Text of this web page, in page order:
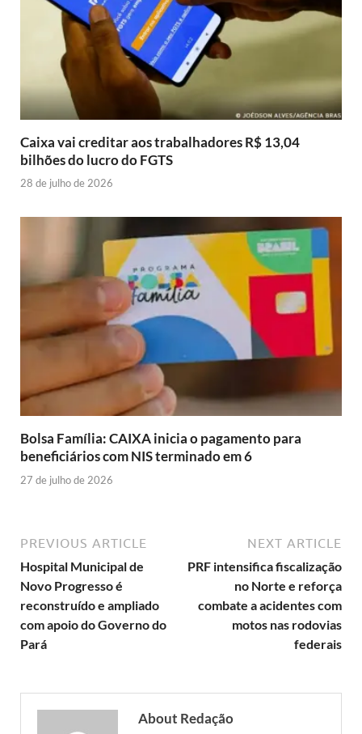
Caixa vai creditar aos trabalhadores R$ 13,04
bilhões do lucro do FGTS
28 de julho de 2026
Bolsa Família: CAIXA inicia o pagamento para
beneficiários com NIS terminado em 6
27 de julho de 2026
PREVIOUS ARTICLE
Hospital Municipal de
Novo Progresso é
reconstruído e ampliado
com apoio do Governo do
Pará
NEXT ARTICLE
PRF intensifica fiscalização
no Norte e reforça
combate a acidentes com
motos nas rodovias
federais
About Redação